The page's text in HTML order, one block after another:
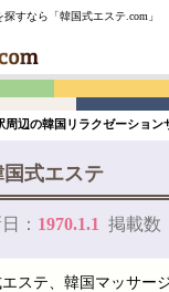
すなら「韓国式エステ.com」
周辺の韓国リラクゼーション
国式エステ
： 1970.1.1 掲載数
ステ、韓国マッサー